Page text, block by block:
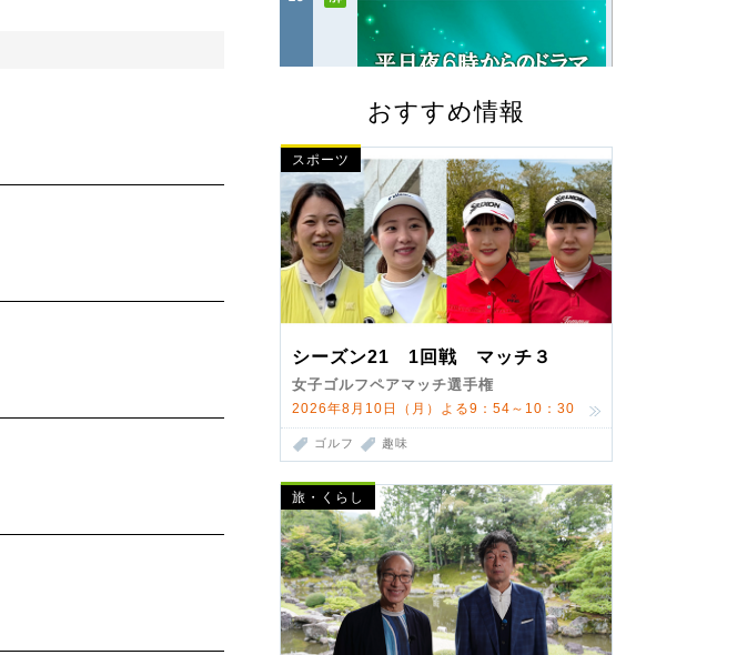
おすすめ情報
スポーツ
シーズン21 1回戦 マッチ３
女子ゴルフペアマッチ選手権
2026年8月10日（月）よる9：54～10：30
ゴルフ 趣味
旅・くらし